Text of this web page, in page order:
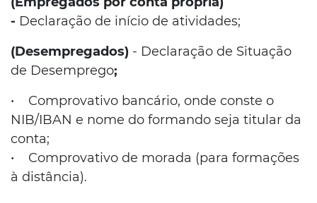
- Declaração de início de atividades;
(Desempregados) - Declaração de Situação
de Desemprego;
• Comprovativo bancário, onde conste o
NIB/IBAN e nome do formando seja titular da
conta;
• Comprovativo de morada (para formações
à distância).